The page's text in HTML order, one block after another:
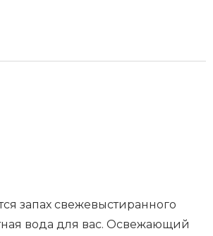
запах свежевыстиранного
вода для вас. Освежающий